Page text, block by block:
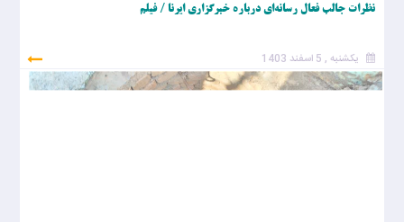
نظرات جالب فعال رسانه‌ای درباره خبرگزاری ایرنا / فیلم
یکشنبه , 5 اسفند 1403